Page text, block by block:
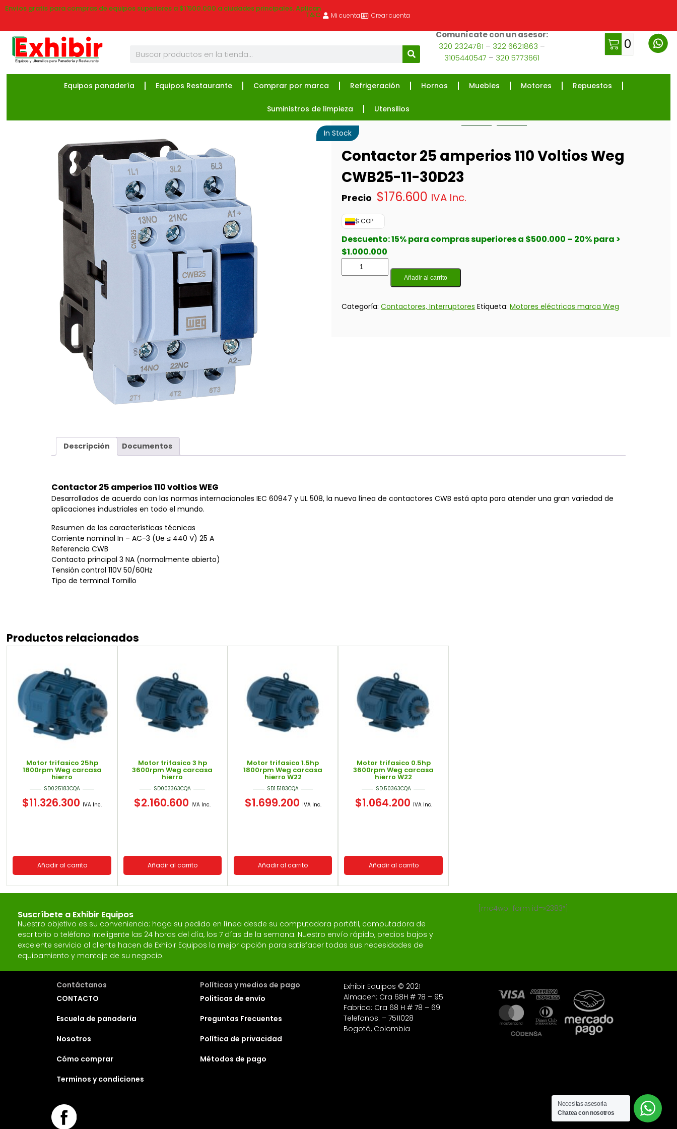
Envíos gratis para compras de equipos superiores a $1'500.000 a ciudades principales. Aplican
T&C Mi cuenta Crear cuenta
Comunícate con un asesor:
320 2324781 – 322 6621863 –
3105440547 – 320 5773661
0
Equipos panadería Equipos Restaurante Comprar por marca Refrigeración Hornos Muebles Motores Repuestos
Suministros de limpieza Utensilios
Contactor 25 amperios 110 Voltios Weg
CWB25-11-30D23
$176.600 IVA Inc.
$ COP
Descuento: 15% para compras superiores a $500.000 – 20% para >
$1.000.000
In Stock
Añadir al carrito
Categoría:Contactores, Interruptores Etiqueta:Motores eléctricos marca Weg
Descripción Documentos
Contactor 25 amperios 110 voltios WEG
Desarrollados de acuerdo con las normas internacionales IEC 60947 y UL 508, la nueva línea de contactores CWB está apta para atender una gran variedad de
aplicaciones industriales en todo el mundo.
Resumen de las características técnicas
Corriente nominal In – AC-3 (Ue ≤ 440 V) 25 A
Referencia CWB
Contacto principal 3 NA (normalmente abierto)
Tensión control 110V 50/60Hz
Tipo de terminal Tornillo
Productos relacionados
Motor trifasico 25hp
1800rpm Weg carcasa
hierro
SD025183CQA
$11.326.300 IVA Inc.
Añadir al carrito
Motor trifasico 3 hp
3600rpm Weg carcasa
hierro
SD003363CQA
$2.160.600 IVA Inc.
Añadir al carrito
Motor trifasico 1.5hp
1800rpm Weg carcasa
hierro W22
SD1.5183CQA
$1.699.200 IVA Inc.
Añadir al carrito
Motor trifasico 0.5hp
3600rpm Weg carcasa
hierro W22
SD.50363CQA
$1.064.200 IVA Inc.
Añadir al carrito
Suscríbete a Exhibir Equipos
Nuestro objetivo es su conveniencia: haga su pedido en línea desde su computadora portátil, computadora de
escritorio o teléfono inteligente las 24 horas del día, los 7 días de la semana. Nuestro envío rápido, precios bajos y
excelente servicio al cliente hacen de Exhibir Equipos la mejor opción para satisfacer todas sus necesidades de
equipamiento y montaje de su negocio.
[mc4wp_form id=»2383″]
Contáctanos
CONTACTO
Escuela de panadería
Nosotros
Cómo comprar
Terminos y condiciones
Políticas y medios de pago
Politicas de envío
Preguntas Frecuentes
Política de privacidad
Métodos de pago
Exhibir Equipos © 2021
Almacen: Cra 68H # 78 – 95
Fabrica: Cra 68 H # 78 – 69
Telefonos: – 7511028
Bogotá, Colombia
Necesitas asesoria
Chatea con nosotros